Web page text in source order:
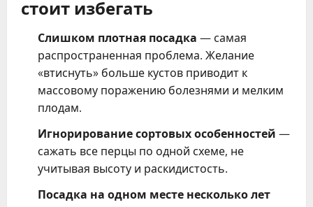
стоит избегать
Слишком плотная посадка — самая
распространенная проблема. Желание
«втиснуть» больше кустов приводит к
массовому поражению болезнями и мелким
плодам.
Игнорирование сортовых особенностей —
сажать все перцы по одной схеме, не
учитывая высоту и раскидистость.
Посадка на одном месте несколько лет